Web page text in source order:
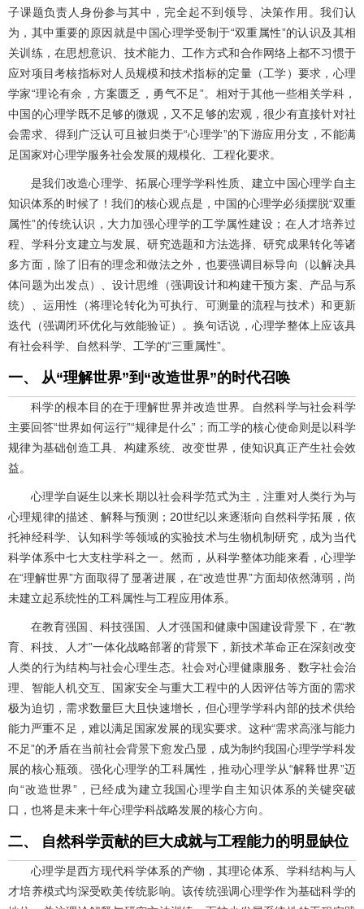
子课题负责人身份参与其中，完全起不到领导、决策作用。我们认
为，其中重要的原因就是中国心理学受制于“双重属性”的认识及其相
关训练，在思想意识、技术能力、工作方式和合作网络上都不习惯于
应对项目考核指标对人员规模和技术指标的定量（工学）要求，心理
学家“理论有余，方案匮乏，勇气不足”。相对于其他一些相关学科，
中国的心理学既不足够的微观，又不足够的宏观，很少有直接针对社
会需求、得到广泛认可且被归类于“心理学”的下游应用分支，不能满
足国家对心理学服务社会发展的规模化、工程化要求。
是我们改造心理学、拓展心理学学科性质、建立中国心理学自主
知识体系的时候了！我们的核心观点是，中国的心理学必须摆脱“双重
属性”的传统认识，大力加强心理学的工学属性建设；在人才培养过
程、学科分支建立与发展、研究选题和方法选择、研究成果转化等诸
多方面，除了旧有的理念和做法之外，也要强调目标导向（以解决具
体问题为出发点）、设计思维（强调设计和构建干预方案、产品与系
统）、运用性（将理论转化为可执行、可测量的流程与技术）和更新
迭代（强调闭环优化与效能验证）。换句话说，心理学整体上应该具
有社会科学、自然科学、工学的“三重属性”。
一、 从“理解世界”到“改造世界”的时代召唤
科学的根本目的在于理解世界并改造世界。自然科学与社会科学
主要回答“世界如何运行”“规律是什么”；而工学的核心使命则是以科学
规律为基础创造工具、构建系统、改变世界，使知识真正产生社会效
益。
心理学自诞生以来长期以社会科学范式为主，注重对人类行为与
心理规律的描述、解释与预测；20世纪以来逐渐向自然科学拓展，依
托神经科学、认知科学等领域的实验技术与生物机制研究，成为当代
科学体系中七大支柱学科之一。然而，从科学整体功能来看，心理学
在“理解世界”方面取得了显著进展，在“改造世界”方面却依然薄弱，尚
未建立起系统性的工科属性与工程应用体系。
在教育强国、科技强国、人才强国和健康中国建设背景下，在“教
育、科技、人才”一体化战略部署的背景下，新技术革命正在深刻改变
人类的行为结构与社会心理生态。社会对心理健康服务、数字社会治
理、智能人机交互、国家安全与重大工程中的人因评估等方面的需求
极为迫切，需求数量巨大且快速增长，但心理学学科内部的技术供给
能力严重不足，难以满足国家发展的现实要求。这种“需求高涨与能力
不足”的矛盾在当前社会背景下愈发凸显，成为制约我国心理学学科发
展的核心瓶颈。强化心理学的工科属性，推动心理学从“解释世界”迈
向“改造世界”，已经成为建立我国心理学自主知识体系的关键突破
口，也将是未来十年心理学科战略发展的核心方向。
二、 自然科学贡献的巨大成就与工程能力的明显缺位
心理学是西方现代科学体系的产物，其理论体系、学科结构与人
才培养模式均深受欧美传统影响。该传统强调心理学作为基础科学的